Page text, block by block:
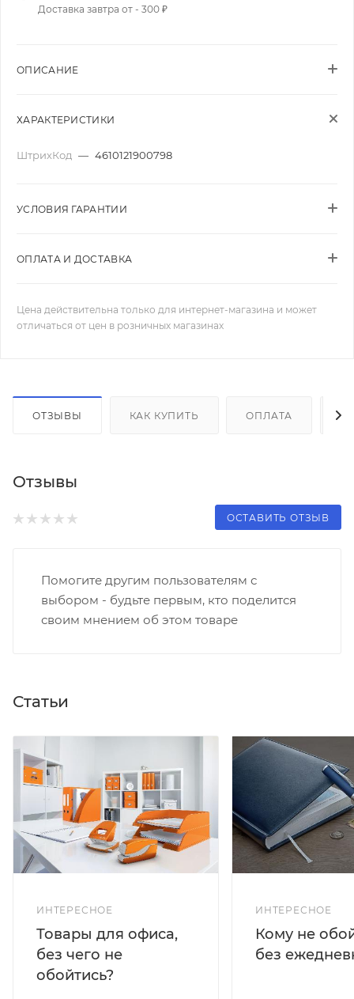
Доставка завтра от - 300 ₽
ОПИСАНИЕ
ХАРАКТЕРИСТИКИ
ШтрихКод — 4610121900798
УСЛОВИЯ ГАРАНТИИ
ОПЛАТА И ДОСТАВКА
Цена действительна только для интернет-магазина и может
отличаться от цен в розничных магазинах
ОТЗЫВЫ КАК КУПИТЬ ОПЛАТА
Отзывы
ОСТАВИТЬ ОТЗЫВ
Помогите другим пользователям с
выбором - будьте первым, кто поделится
своим мнением об этом товаре
Статьи
ИНТЕРЕСНОЕ
Товары для офиса,
без чего не
обойтись?
ИНТЕРЕСНОЕ
Кому не
без